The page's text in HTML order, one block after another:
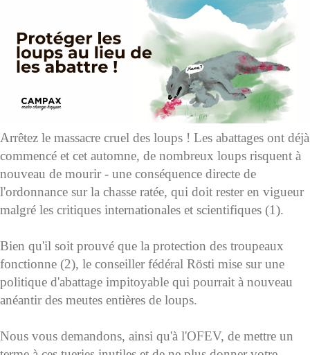
Arrêtez le massacre cruel des loups ! Les abattages ont déjà
commencé et cet automne, de nombreux loups risquent à
nouveau de mourir - une conséquence directe de
l'ordonnance sur la chasse ratée, qui doit rester en vigueur
malgré les critiques internationales et scientifiques (1).
Bien qu'il soit prouvé que la protection des troupeaux
fonctionne (2), le conseiller fédéral Rösti mise sur une
politique d'abattage impitoyable qui pourrait à nouveau
anéantir des meutes entières de loups.
Nous vous demandons, ainsi qu'à l'OFEV, de mettre un